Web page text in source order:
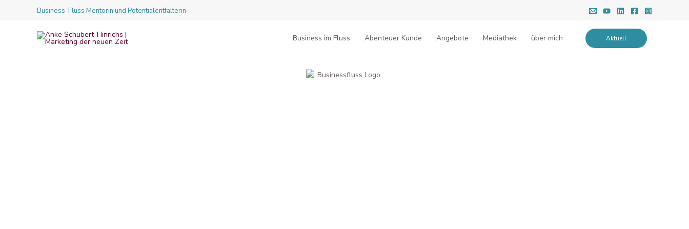
Business-Fluss Mentorin und Potentialentfalterin
Business im Fluss Abenteuer Kunde Angebote Mediathek über mich Aktuell